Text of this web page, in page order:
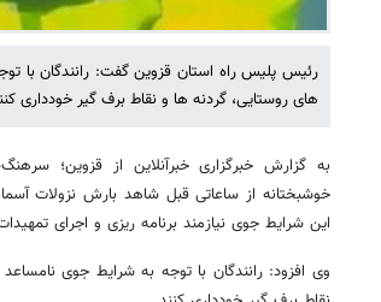
رئیس پلیس راه استان قزوین گفت: رانندگان با
های روستایی، گردنه ها و نقاط برف گیر خودداری
به گزارش خبرگزاری خبرآنلاین از قزوین؛
خوشبختانه از ساعاتی قبل شاهد بارش نزولات
این شرایط جوی نیازمند برنامه ریزی و اجرای
وی افزود: رانندگان با توجه به شرایط جوی